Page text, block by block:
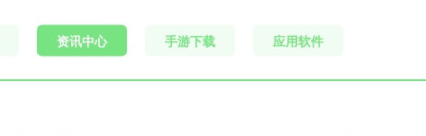
资讯中心 手游下载 应用软件